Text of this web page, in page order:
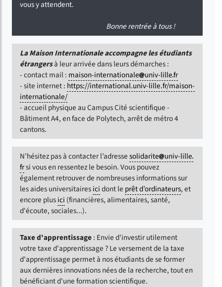
vous y attendent.
Bonne rentrée à tous !
La Maison Internationale accompagne les étudiants
étrangersà leur arrivée dans leurs démarches :
- contact mail : maison-internationale univ-lillefr
- site internet : https://international.univ-lille.fr/maison-
internationale/
- accueil physique au Campus Cité scientifique -
Bâtiment A4, en face de Polytech, arrêt de métro 4
cantons.
N’hésitez pas à contacter l’adressesolidarite univ-lille
frsi vous en ressentez le besoin. Vous pouvez
également retrouver de nombreuses informations sur
les aides universitairesicidont le prêt d’ordinateurs, et
encore plusici (financières, alimentaires, santé,
d'écoute, sociales...).
Taxe d'apprentissage: Envie d'investir utilement
votre taxe d'apprentissage ? Le versement de la taxe
d'apprentissage permet à nos étudiants de se former
aux dernières innovations nées de la recherche, tout en
bénéficiant d'une formation scientifique.